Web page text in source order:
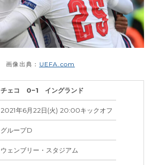
画像出典： UEFA.com
チェコ 0−1 イングランド
2021年6月22日(火) 20:00キックオフ
グループD
ウェンブリー・スタジアム